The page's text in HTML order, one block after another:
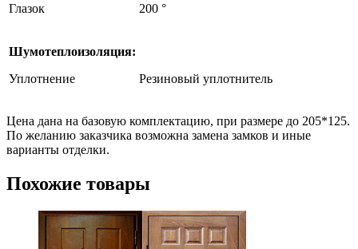
Глазок
200 °
Шумотеплоизоляция:
Уплотнение
Резиновый уплотнитель
Цена дана на базовую комплектацию, при размере до 205*125.
По желанию заказчика возможна замена замков и иные
варианты отделки.
Похожие товары